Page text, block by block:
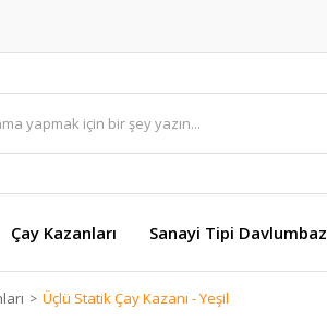
Çay Kazanları Sanayi Tipi Davlumbaz
Üçlü Statik Çay Kazanı - Yeşil